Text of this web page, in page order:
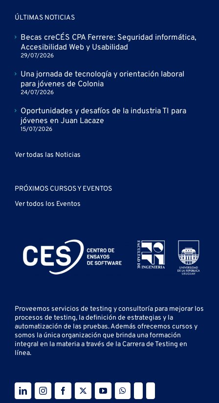
ÚLTIMAS NOTICIAS
Becas creCÉS CPA Ferrere: Seguridad informática,
Accesibilidad Web y Usabilidad
29/07/2026
Una jornada de tecnología y orientación laboral
para jóvenes de Colonia
24/07/2026
Oportunidades y desafíos de la industria TI para
jóvenes en Juan Lacaze
15/07/2026
Ver todas las Noticias
PRÓXIMOS CURSOS Y EVENTOS
Ver todos los Eventos
Proveemos servicios de testing yconsultoría para mejorar los
procesos de testing, la definición de estrategias y la
automatización de las pruebas.Además ofrecemos cursos y
somos la única organización que brinda una formación
integral en la materia a través de la Carrera de Testing en
línea.